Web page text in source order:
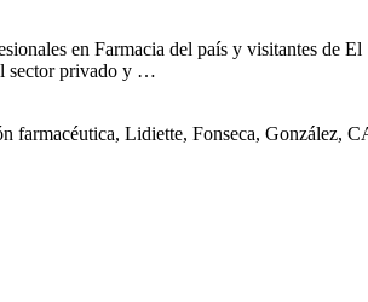
en Farmacia del país y visitantes de
sector privado y …
farmacéutica, Lidiette, Fonseca, González,